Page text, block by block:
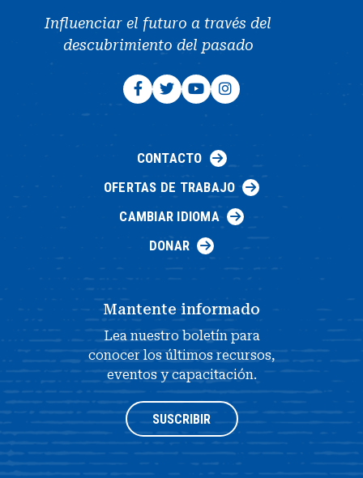
Influenciar el futuro a través del
descubrimiento del pasado
CONTACTO
OFERTAS DE TRABAJO
CAMBIAR IDIOMA
DONAR
Mantente informado
Lea nuestro boletín para
conocer los últimos recursos,
eventos y capacitación.
SUSCRIBIR